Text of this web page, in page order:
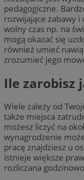
pedagogiczne.
rozwijające zabawy i
wolny czas np. na
mogą okazać się
również umieć
zrozumieć jego
Ile zarobisz
Wiele zależy od
także miejsca
możesz liczyć na
wynagrodzenie
pracę znajdziesz u
istnieje większe
rozliczana